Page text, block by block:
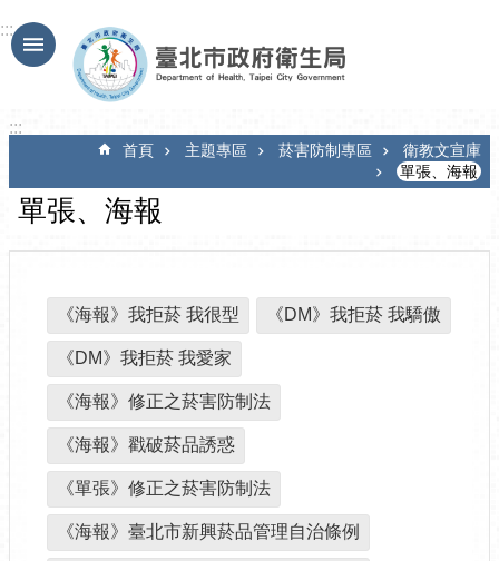
跳到主要內容區塊
:::
:::
首頁 主題專區 菸害防制專區
衛教文宣庫
單張、海報
單張、海報
《海報》我拒菸 我很型 《DM》我拒菸 我驕傲
《DM》我拒菸 我愛家
《海報》修正之菸害防制法
《海報》戳破菸品誘惑
《單張》修正之菸害防制法
《海報》臺北市新興菸品管理自治條例